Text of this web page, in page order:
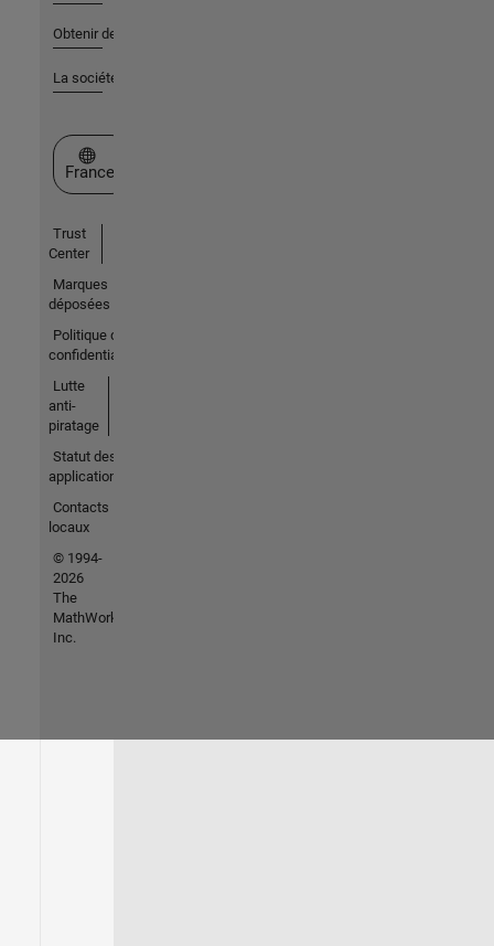
Obtenir de l'aide
La société
Sélectionner un site web
France
Trust
Center
Marques
déposées
Politique de
confidentialité
Lutte
anti-
piratage
Statut des
applications
Contacts
locaux
© 1994-
2026
The
MathWorks,
Inc.